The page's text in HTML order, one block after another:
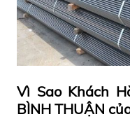
Vì Sao Khách
BÌNH THUẬN